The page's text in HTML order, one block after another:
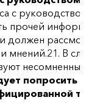
с руководством
прочей
должен
мнений.21. В
попросить